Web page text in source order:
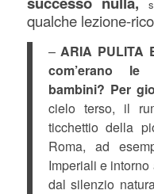
qualche lezione-
–ARIA PULITA
com’erano
bambini? Per
cielo terso, il
ticchettio della
Roma, ad
Imperiali e
dal silenzio